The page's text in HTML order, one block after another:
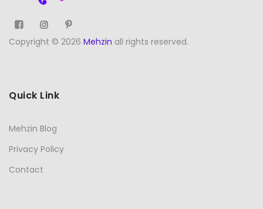
Copyright © 2026 Mehzin all rights reserved.
Quick Link
Mehzin Blog
Privacy Policy
Contact